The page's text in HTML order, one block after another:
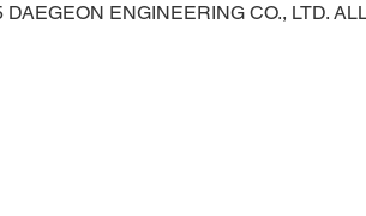
ENGINEERING CO., LTD.